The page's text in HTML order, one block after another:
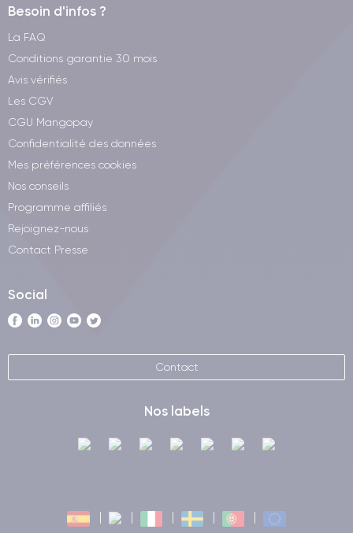
Besoin d'infos ?
La FAQ
Conditions garantie 30 mois
Avis vérifiés
Les CGV
CGU Mangopay
Confidentialité des données
Mes préférences cookies
Nos conseils
Programme affiliés
Rejoignez-nous
Contact Presse
Social
Contact
Nos labels